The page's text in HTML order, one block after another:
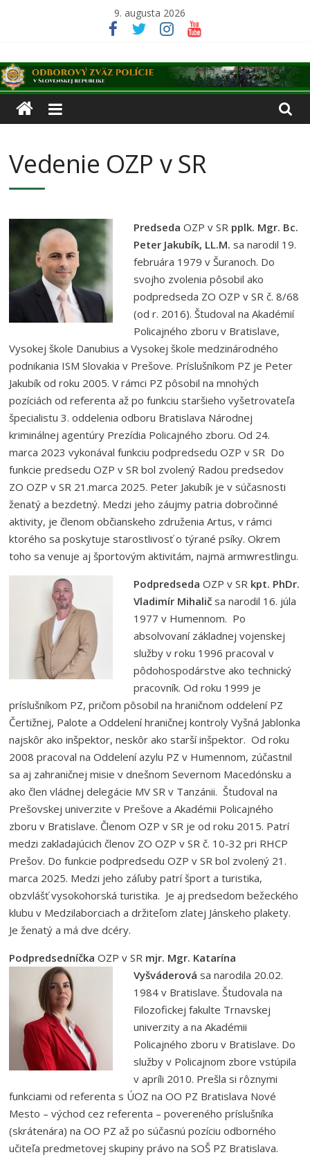
9. augusta 2026
Odborový
zväz
polície
v
Slovenskej
republike
Vedenie OZP v SR
PredsedaOZP v SR pplk. Mgr. Bc.
Peter Jakubík, LL.M.sa narodil 19.
februára 1979 v Šuranoch. Do
svojho zvolenia pôsobil ako
podpredseda ZO OZP v SR č. 8/68
(od r. 2016). Študoval na Akadémií
Policajného zboru v Bratislave,
Vysokej škole Danubius a Vysokej škole medzinárodného
podnikania ISM Slovakia v Prešove. Príslušníkom PZ je Peter
Jakubík od roku 2005. V rámci PZ pôsobil na mnohých
pozíciách od referenta až po funkciu staršieho vyšetrovateľa
špecialistu 3. oddelenia odboru Bratislava Národnej
kriminálnej agentúry Prezídia Policajného zboru. Od 24.
marca 2023 vykonával funkciu podpredsedu OZP v SR Do
funkcie predsedu OZP v SR bol zvolený Radou predsedov
ZO OZP v SR 21.marca 2025. Peter Jakubík je v súčasnosti
ženatý a bezdetný. Medzi jeho záujmy patria dobročinné
aktivity, je členom občianskeho združenia Artus, v rámci
ktorého sa poskytuje starostlivosť o týrané psíky. Okrem
toho sa venuje aj športovým aktivitám, najmä armwrestlingu.
PodpredsedaOZP v SR kpt. PhDr.
Vladimír Mihaličsa narodil 16. júla
1977 v Humennom. Po
absolvovaní základnej vojenskej
služby v roku 1996 pracoval v
pôdohospodárstve ako technický
pracovník. Od roku 1999 je
príslušníkom PZ, pričom pôsobil na hraničnom oddelení PZ
Čertižnej, Palote a Oddelení hraničnej kontroly Vyšná Jablonka
najskôr ako inšpektor, neskôr ako starší inšpektor. Od roku
2008 pracoval na Oddelení azylu PZ v Humennom, zúčastnil
sa aj zahraničnej misie v dnešnom Severnom Macedónsku a
ako člen vládnej delegácie MV SR v Tanzánii. Študoval na
Prešovskej univerzite v Prešove a Akadémii Policajného
zboru v Bratislave. Členom OZP v SR je od roku 2015. Patrí
medzi zakladajúcich členov ZO OZP v SR č. 10-32 pri RHCP
Prešov. Do funkcie podpredsedu OZP v SR bol zvolený 21.
marca 2025. Medzi jeho záľuby patrí šport a turistika,
obzvlášť vysokohorská turistika. Je aj predsedom bežeckého
klubu v Medzilaborciach a držiteľom zlatej Jánskeho plakety.
Je ženatý a má dve dcéry.
PodpredsedníčkaOZP v SR mjr. Mgr. Katarína
Vyšváderovása narodila 20.02.
1984 v Bratislave. Študovala na
Filozofickej fakulte Trnavskej
univerzity a na Akadémii
Policajného zboru v Bratislave. Do
služby v Policajnom zbore vstúpila
v apríli 2010. Prešla si rôznymi
funkciami od referenta s ÚOZ na OO PZ Bratislava Nové
Mesto – východ cez referenta – povereného príslušníka
(skrátenára) na OO PZ až po súčasnú pozíciu odborného
učiteľa predmetovej skupiny právo na SOŠ PZ Bratislava.